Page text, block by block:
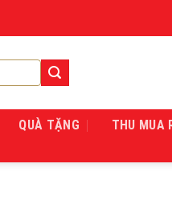
QUÀ TẶNG THU MUA